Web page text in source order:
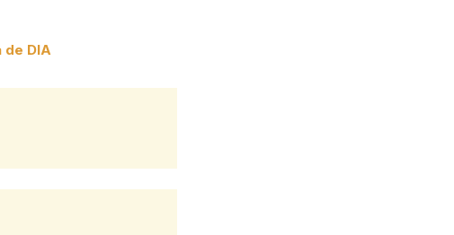
de DIA